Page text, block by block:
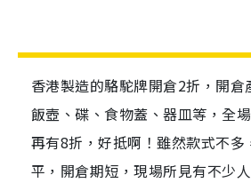
香港製造的駱駝牌開倉2折，開倉
飯壺、碟、食物蓋、器皿等，全
再有8折，好抵啊！雖然款式不多
平，開倉期短，現場所見有不少